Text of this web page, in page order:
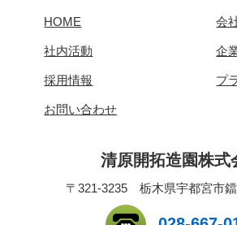
HOME 会
社内活動 企
採用情報 プ
お問い合わせ
清原開拓造園株式
〒321-3235 栃木県宇都宮市